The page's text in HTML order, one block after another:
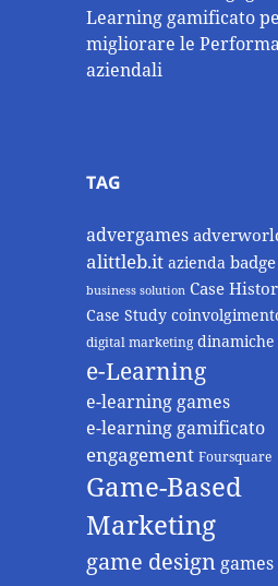
Learning gamificato
migliorare le
aziendali
TAG
advergames
alittleb.it azienda badge
business solution Case
Case Study
digital marketing dinamiche
e-Learning
e-learning games
e-learning gamificato
engagement Foursquare
Game-Based
Marketing
game design games